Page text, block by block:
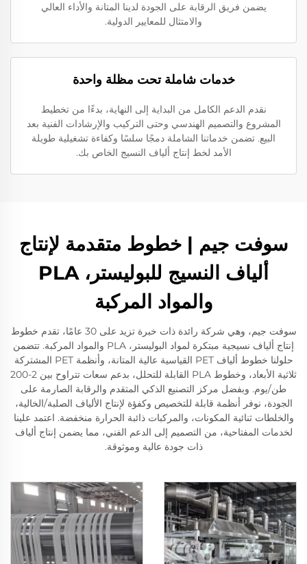
يضمن فريق الرقابة على الجودة لدينا المتانة والأداء العالي
والامتثال للمعايير الدولية.
خدمات شاملة تحت مظلة واحدة
نقدم الدعم الكامل من البداية إلى النهاية، بدءًا من تخطيط
المشروع والتصميم الهندسي وحتى التركيب والإرشادات الفنية بعد
البيع. تضمن خدماتنا الشاملة دمجًا سلسًا وكفاءة تشغيلية طويلة
الأمد لخط إنتاج ألياف النسيج الخاص بك.
سوفت جيم | خطوط متقدمة لإنتاج
ألياف النسيج للبوليستر، PLA
والمواد المركبة
سوفت جيم، وهي شركة رائدة ذات خبرة تزيد على 30 عامًا، تقدم خطوط
إنتاج ألياف نسيجية مبتكرة لمواد البوليستر، PLA والمواد المركبة. تتضمن
حلولنا خطوط ألياف PET القياسية عالية المتانة، وأنظمة PET المشتركة
ثلاثية الأبعاد، وخطوط PLA القابلة للتحلل، بدعم سعات تتراوح بين 2-200
طن/يوم. وبفضل مركز التصنيع الذكي المتقدم والرقابة الصارمة على
الجودة، نوفر أنظمة قابلة للتخصيص وكفؤة لإنتاج الألياف الصلبة/الخالية،
والخلطات ثنائية المكونات، والمركبات ذائبة الحرارة منخفضة. اعتمد علينا
لخدمات المفتاحية، من التصميم إلى الدعم الفني، مما يضمن إنتاج ألياف
ذات جودة عالية وموثوقة.